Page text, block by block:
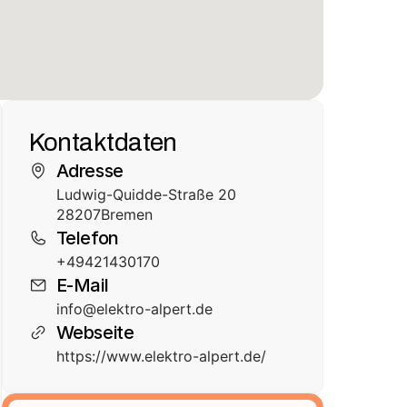
Kontaktdaten
Adresse
Ludwig-Quidde-Straße 20
28207Bremen
Telefon
+49421430170
E-Mail
info@elektro-alpert.de
Webseite
https://www.elektro-alpert.de/